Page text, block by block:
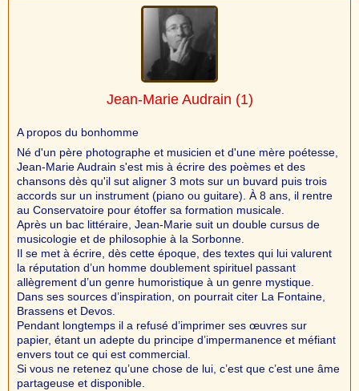
Jean-Marie Audrain (1)
A propos du bonhomme
Né d'un père photographe et musicien et d'une mère poétesse,
Jean-Marie Audrain s'est mis à écrire des poèmes et des
chansons dès qu'il sut aligner 3 mots sur un buvard puis trois
accords sur un instrument (piano ou guitare). À 8 ans, il rentre
au Conservatoire pour étoffer sa formation musicale.
Après un bac littéraire, Jean-Marie suit un double cursus de
musicologie et de philosophie à la Sorbonne.
Il se met à écrire, dès cette époque, des textes qui lui valurent
la réputation d’un homme doublement spirituel passant
allègrement d’un genre humoristique à un genre mystique.
Dans ses sources d’inspiration, on pourrait citer La Fontaine,
Brassens et Devos.
Pendant longtemps il a refusé d’imprimer ses œuvres sur
papier, étant un adepte du principe d’impermanence et méfiant
envers tout ce qui est commercial.
Si vous ne retenez qu’une chose de lui, c’est que c’est une âme
partageuse et disponible.